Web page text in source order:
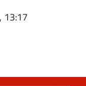
13:17